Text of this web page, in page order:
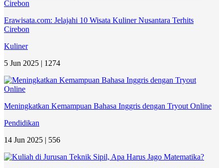
Erawisata.com: Jelajahi 10 Wisata Kuliner Nusantara Terhits
Cirebon
Kuliner
5 Jun 2025 | 1274
Meningkatkan Kemampuan Bahasa Inggris dengan Tryout Online
Pendidikan
14 Jun 2025 | 556